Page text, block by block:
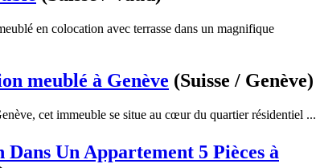
en colocation avec terrasse dans un magnifique
meublé à Genève (Suisse / Genève)
cet immeuble se situe au cœur du quartier résidentiel ...
Un Appartement 5 Pièces à